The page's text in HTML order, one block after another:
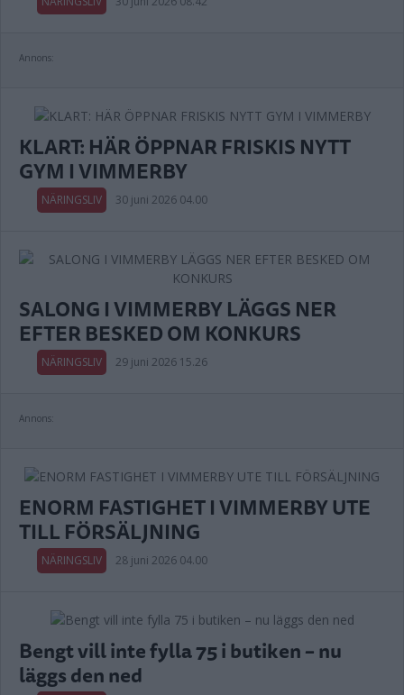
Annons:
KLART: HÄR ÖPPNAR FRISKIS NYTT
GYM I VIMMERBY
NÄRINGSLIV 30 juni 2026 04.00
SALONG I VIMMERBY LÄGGS NER
EFTER BESKED OM KONKURS
NÄRINGSLIV 29 juni 2026 15.26
Annons:
ENORM FASTIGHET I VIMMERBY UTE
TILL FÖRSÄLJNING
NÄRINGSLIV 28 juni 2026 04.00
Bengt vill inte fylla 75 i butiken – nu
läggs den ned